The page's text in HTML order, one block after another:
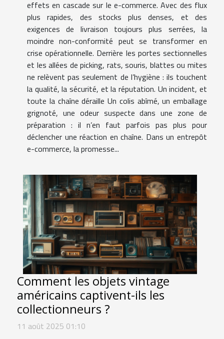
effets en cascade sur le e-commerce. Avec des flux
plus rapides, des stocks plus denses, et des
exigences de livraison toujours plus serrées, la
moindre non-conformité peut se transformer en
crise opérationnelle. Derrière les portes sectionnelles
et les allées de picking, rats, souris, blattes ou mites
ne relèvent pas seulement de l’hygiène : ils touchent
la qualité, la sécurité, et la réputation. Un incident, et
toute la chaîne déraille Un colis abîmé, un emballage
grignoté, une odeur suspecte dans une zone de
préparation : il n’en faut parfois pas plus pour
déclencher une réaction en chaîne. Dans un entrepôt
e-commerce, la promesse...
Comment les objets vintage
américains captivent-ils les
collectionneurs ?
11 août 2025 01:10